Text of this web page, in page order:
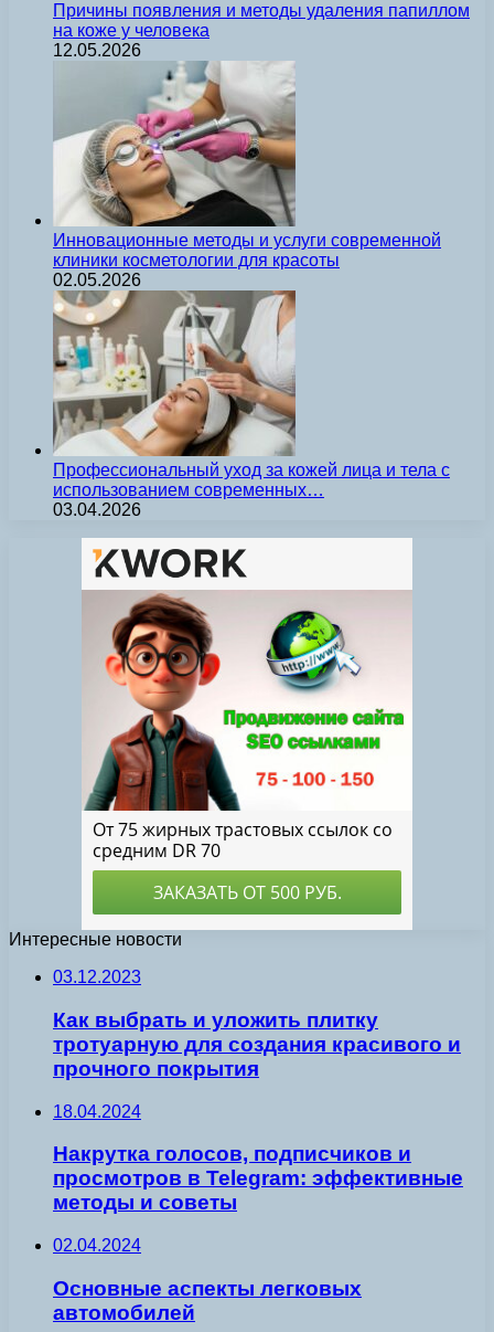
Причины появления и методы удаления папиллом
на коже у человека
12.05.2026
Инновационные методы и услуги современной
клиники косметологии для красоты
02.05.2026
Профессиональный уход за кожей лица и тела с
использованием современных…
03.04.2026
Интересные новости
03.12.2023
Как выбрать и уложить плитку
тротуарную для создания красивого и
прочного покрытия
18.04.2024
Накрутка голосов, подписчиков и
просмотров в Telegram: эффективные
методы и советы
02.04.2024
Основные аспекты легковых
автомобилей